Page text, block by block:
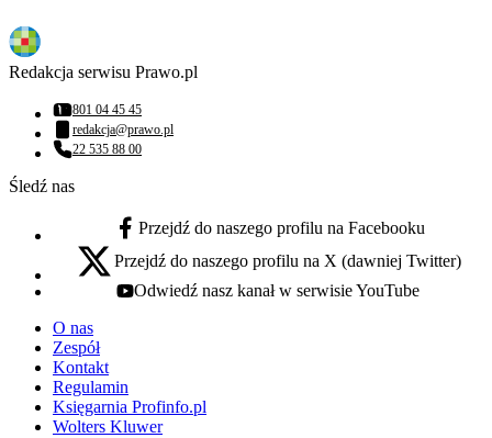
Redakcja serwisu Prawo.pl
Numer telefonu:
801 04 45 45
Adres email:
redakcja@prawo.pl
Numer telefonu:
22 535 88 00
Śledź nas
facebook - otwiera się w nowej karcie
Przejdź do naszego profilu na Facebooku
x - otwiera się w nowej karcie
Przejdź do naszego profilu na X (dawniej Twitter)
youtube - otwiera się w nowej karcie
Odwiedź nasz kanał w serwisie YouTube
O nas
Zespół
Kontakt
Regulamin
Księgarnia Profinfo.pl
Wolters Kluwer